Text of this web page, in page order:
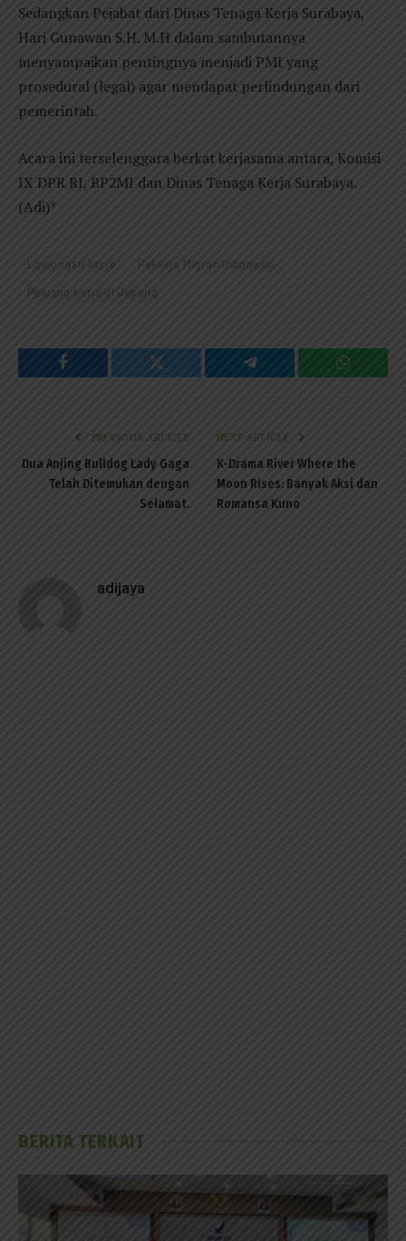
Sedangkan Pejabat dari Dinas Tenaga Kerja Surabaya,
Hari Gunawan S.H. M.H dalam sambutannya
menyampaikan pentingnya menjadi PMI yang
prosedural (legal) agar mendapat perlindungan dari
pemerintah.
Acara ini terselenggara berkat kerjasama antara, Komisi
IX DPR RI, BP2MI dan Dinas Tenaga Kerja Surabaya.
(Adi)*
Lowongan kerja
Pekerja Migran Indonesia
Peluang kerja di Jepang
Facebook Twitter Telegram
PREVIOUS ARTICLE
Dua Anjing Bulldog Lady Gaga
Telah Ditemukan dengan
Selamat.
NEXT ARTICLE
K-Drama River Where the
Moon Rises: Banyak Aksi dan
Romansa Kuno
adijaya
BERITA TERKAIT